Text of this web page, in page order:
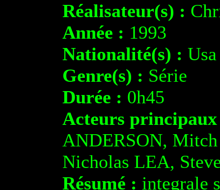
Réalisateur(s) :
Année : 1993
Nationalité(s) : Usa
Genre(s) : Série
Durée : 0h45
Acteurs
ANDERSON,
Nicholas LEA,
Résumé : integrale